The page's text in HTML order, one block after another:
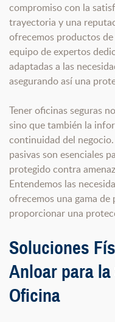
compromiso con la
trayectoria y una
ofrecemos productos
equipo de expertos
adaptadas a las
asegurando así una
Tener oficinas seguras
sino que también la
continuidad del
pasivas son esenciales
protegido contra
Entendemos las
ofrecemos una gama
proporcionar una
Soluciones
Anloar para
Oficina